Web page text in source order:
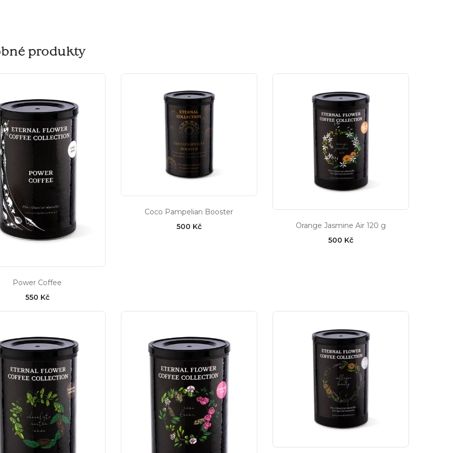
produkty
Power Coffee
550 Kč
Coco Pampelian Booster
500 Kč
Orange Jasmine Air 120 g
500 Kč